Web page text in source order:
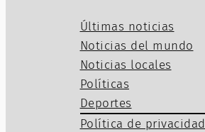
Últimas noticias
Noticias del mundo
Noticias locales
Políticas
Deportes
Política de privacidad